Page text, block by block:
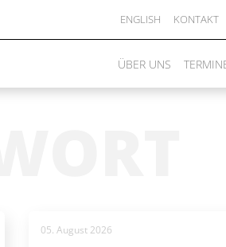
ENGLISH KONTAKT
ÜBER UNS
05. August 2026